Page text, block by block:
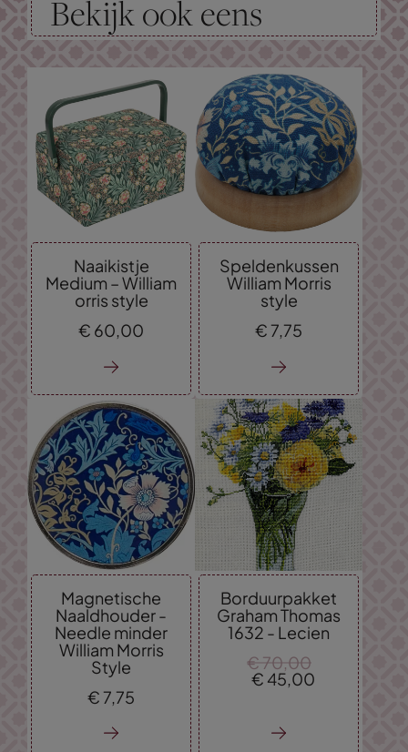
Bekijk ook eens
Naaikistje
Medium – William
orris style
€ 60,00
Speldenkussen
William Morris
style
€ 7,75
Magnetische
Naaldhouder -
Needle minder
William Morris
Style
€ 7, 75
Borduurpakket
Graham Thomas
1632 - Lecien
€ 70, 00
€ 45, 00